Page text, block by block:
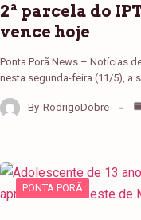
2ª parcela do
vence hoje
Ponta Porã News – Notícias
nesta segunda-feira (11/5), a
By RodrigoDobre
PONTA PORÃ